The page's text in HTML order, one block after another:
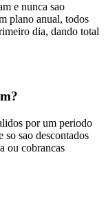
e nunca sao
plano anual, todos
dia, dando total
por um periodo
sao descontados
ou cobrancas